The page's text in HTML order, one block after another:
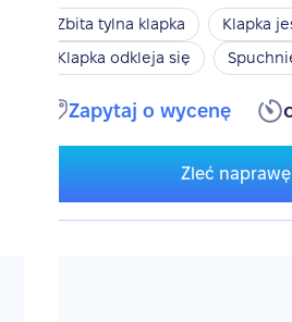
Zbita tylna klapka
Klapka
Klapka odkleja się
Zapytaj o wycenę
Zleć naprawę